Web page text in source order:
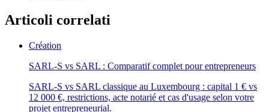
Articoli correlati
Création
SARL-S vs SARL : Comparatif complet pour entrepreneurs
SARL-S vs SARL classique au Luxembourg : capital 1 € vs
12 000 €, restrictions, acte notarié et cas d'usage selon votre
projet entrepreneurial.